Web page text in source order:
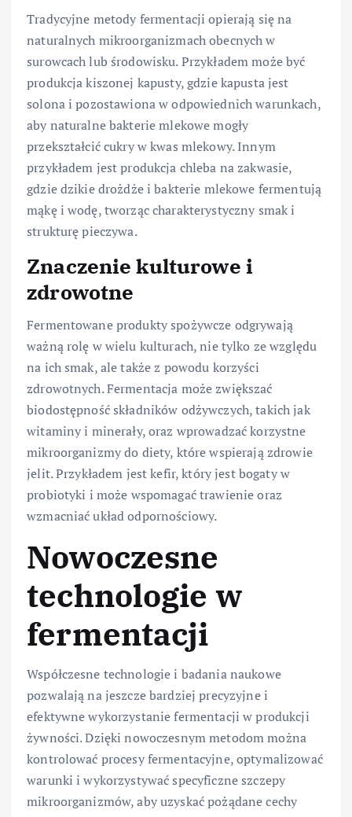
Tradycyjne metody fermentacji opierają się na
naturalnych mikroorganizmach obecnych w
surowcach lub środowisku. Przykładem może być
produkcja kiszonej kapusty, gdzie kapusta jest
solona i pozostawiona w odpowiednich warunkach,
aby naturalne bakterie mlekowe mogły
przekształcić cukry w kwas mlekowy. Innym
przykładem jest produkcja chleba na zakwasie,
gdzie dzikie drożdże i bakterie mlekowe fermentują
mąkę i wodę, tworząc charakterystyczny smak i
strukturę pieczywa.
Znaczenie kulturowe i
zdrowotne
Fermentowane produkty spożywcze odgrywają
ważną rolę w wielu kulturach, nie tylko ze względu
na ich smak, ale także z powodu korzyści
zdrowotnych. Fermentacja może zwiększać
biodostępność składników odżywczych, takich jak
witaminy i minerały, oraz wprowadzać korzystne
mikroorganizmy do diety, które wspierają zdrowie
jelit. Przykładem jest kefir, który jest bogaty w
probiotyki i może wspomagać trawienie oraz
wzmacniać układ odpornościowy.
Nowoczesne
technologie w
fermentacji
Współczesne technologie i badania naukowe
pozwalają na jeszcze bardziej precyzyjne i
efektywne wykorzystanie fermentacji w produkcji
żywności. Dzięki nowoczesnym metodom można
kontrolować procesy fermentacyjne, optymalizować
warunki i wykorzystywać specyficzne szczepy
mikroorganizmów, aby uzyskać pożądane cechy